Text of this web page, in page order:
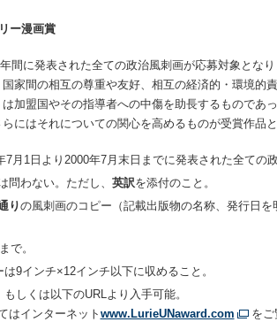
ー漫画賞
間に発表された全ての政治風刺画が応募対象となり
家間の相互の尊重や友好、相互の経済的・環境的
加盟国やその指導者への中傷を助長するものであ
にはそれについての関心を高めるものが受賞作品と
7月1日より2000年7月末日までに発表された全ての
問わない。ただし、 英訳を添付のこと。
りの風刺画のコピー（記載出版物の名称、発行日
で。
9インチ×12インチ以下に収めること。
しくは以下のURLより入手可能。
はインターネットwww.LurieUNaward.com をご